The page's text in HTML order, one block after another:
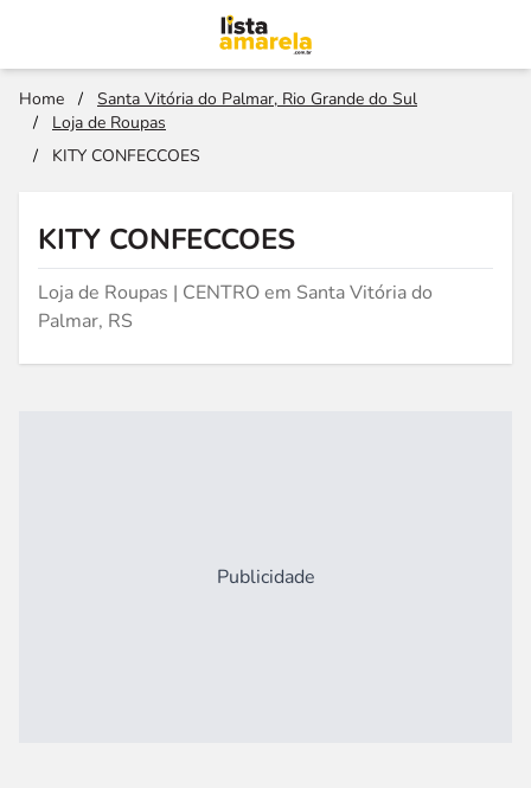
Home /
Santa Vitória do Palmar, Rio Grande do Sul
/
Loja de Roupas
/
KITY CONFECCOES
KITY CONFECCOES
Loja de Roupas | CENTRO em Santa Vitória do
Palmar, RS
Publicidade